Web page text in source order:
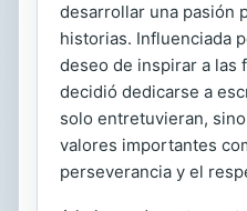
desarrollar una pasión
historias. Influenciada
deseo de inspirar a las
decidió dedicarse a
solo entretuvieran,
valores importantes
perseverancia y el